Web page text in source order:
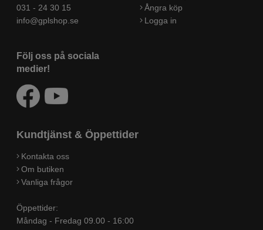
031 - 24 30 15
info@gplshop.se
Följ oss på sociala
medier!
Ångra köp
Logga in
Kundtjänst & Öppettider
Kontakta oss
Om butiken
Vanliga frågor
Öppettider:
Måndag - Fredag 09.00 - 16:00